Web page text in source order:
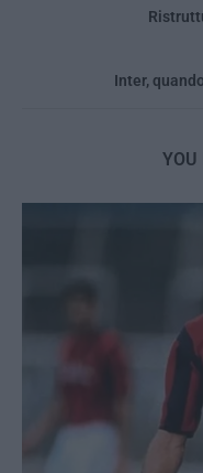
Inter,
YOU